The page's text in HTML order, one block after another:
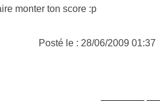
monter ton score :p
Posté le : 28/06/2009 01:37